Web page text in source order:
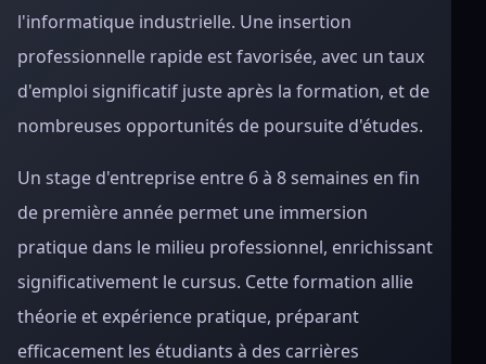
l'informatique industrielle. Une insertion
professionnelle rapide est favorisée, avec un taux
d'emploi significatif juste après la formation, et de
nombreuses opportunités de poursuite d'études.
Un stage d'entreprise entre 6 à 8 semaines en fin
de première année permet une immersion
pratique dans le milieu professionnel, enrichissant
significativement le cursus. Cette formation allie
théorie et expérience pratique, préparant
efficacement les étudiants à des carrières